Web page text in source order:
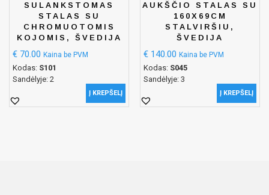
SULANKSTOMAS
STALAS SU
CHROMUOTOMIS
KOJOMIS, ŠVEDIJA
€ 70.00 Kaina be PVM
Kodas: S101
Sandėlyje: 2
Į KREPŠELĮ
AUKŠČIO STALAS SU
160X69CM
STALVIRŠIU,
ŠVEDIJA
€ 140.00 Kaina be PVM
Kodas: S045
Sandėlyje: 3
Į KREPŠELĮ